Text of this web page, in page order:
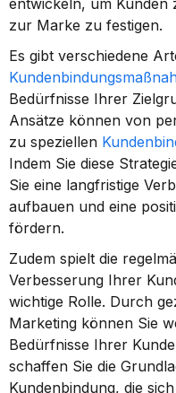
entwickeln, um Kunden
zur Marke zu festigen.
Bedürfnisse Ihrer
Ansätze können von
zu speziellen
Indem Sie diese
Sie eine langfristige
aufbauen und eine
fördern.
Zudem spielt die
Verbesserung Ihrer
wichtige Rolle. Durch
Marketing können Sie
Bedürfnisse Ihrer
schaffen Sie die
Kundenbindung, die